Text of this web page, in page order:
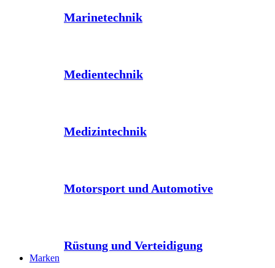
Marinetechnik
Medientechnik
Medizintechnik
Motorsport und Automotive
Rüstung und Verteidigung
Marken